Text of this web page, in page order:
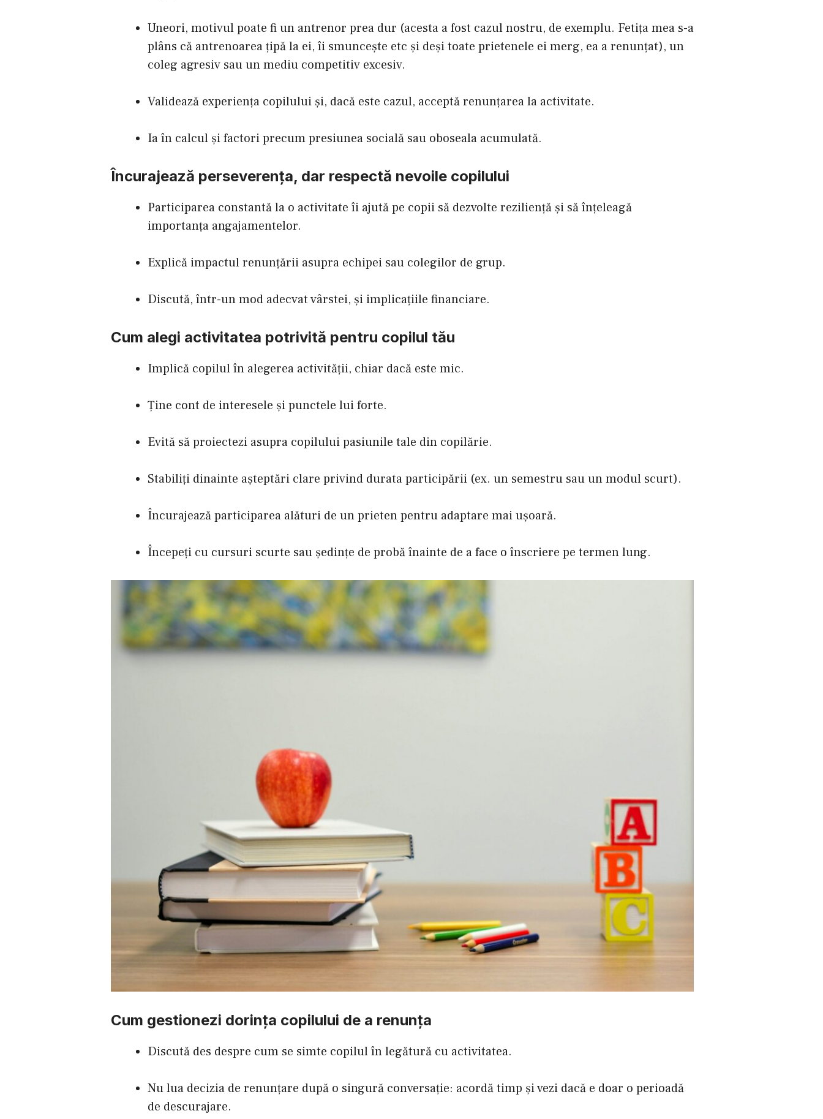
Uneori, motivul poate fi un antrenor prea dur (acesta a fost cazul nostru, de exemplu. Fetița mea s-a
plâns că antrenoarea țipă la ei, îi smuncește etc și deși toate prietenele ei merg, ea a renunțat), un
coleg agresiv sau un mediu competitiv excesiv.
Validează experiența copilului și, dacă este cazul, acceptă renunțarea la activitate.
Ia în calcul și factori precum presiunea socială sau oboseala acumulată.
Încurajează perseverența, dar respectă nevoile copilului
Participarea constantă la o activitate îi ajută pe copii să dezvolte reziliență și să înțeleagă
importanța angajamentelor.
Explică impactul renunțării asupra echipei sau colegilor de grup.
Discută, într-un mod adecvat vârstei, și implicațiile financiare.
Cum alegi activitatea potrivită pentru copilul tău
Implică copilul în alegerea activității, chiar dacă este mic.
Ține cont de interesele și punctele lui forte.
Evită să proiectezi asupra copilului pasiunile tale din copilărie.
Stabiliți dinainte așteptări clare privind durata participării (ex. un semestru sau un modul scurt).
Încurajează participarea alături de un prieten pentru adaptare mai ușoară.
Începeți cu cursuri scurte sau ședințe de probă înainte de a face o înscriere pe termen lung.
Cum gestionezi dorința copilului de a renunța
Discută des despre cum se simte copilul în legătură cu activitatea.
Nu lua decizia de renunțare după o singură conversație: acordă timp și vezi dacă e doar o perioadă
de descurajare.